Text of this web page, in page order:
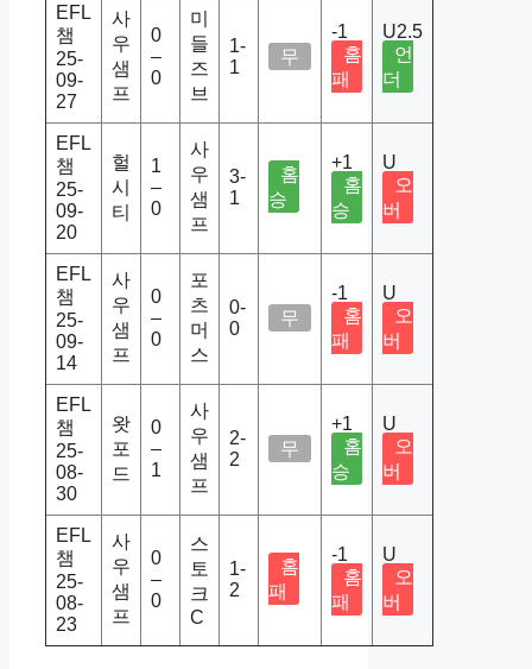
EFL
챔
25-
09-
27
사
우
샘
프
0
–
0
미
들
즈
브
1-
1
무
-1
홈
패
U2.5
언
더
EFL
챔
25-
09-
20
헐
시
티
1
–
0
사
우
샘
프
3-
1
홈
승
+1
홈
승
U
오
버
EFL
챔
25-
09-
14
사
우
샘
프
0
–
0
포
츠
머
스
0-
0
무
-1
홈
패
U
오
버
EFL
챔
25-
08-
30
왓
포
드
0
–
1
사
우
샘
프
2-
2
무
+1
홈
승
U
오
버
EFL
챔
25-
08-
23
사
우
샘
프
0
–
0
스
토
크
C
1-
2
홈
패
-1
홈
패
U
오
버